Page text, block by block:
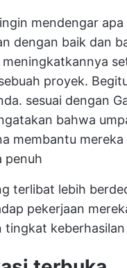
mendengar
dengan baik dan
proyek.
sesuai dengan
bahwa
membantu mereka
penuh
terlibat lebih
pekerjaan
tingkat